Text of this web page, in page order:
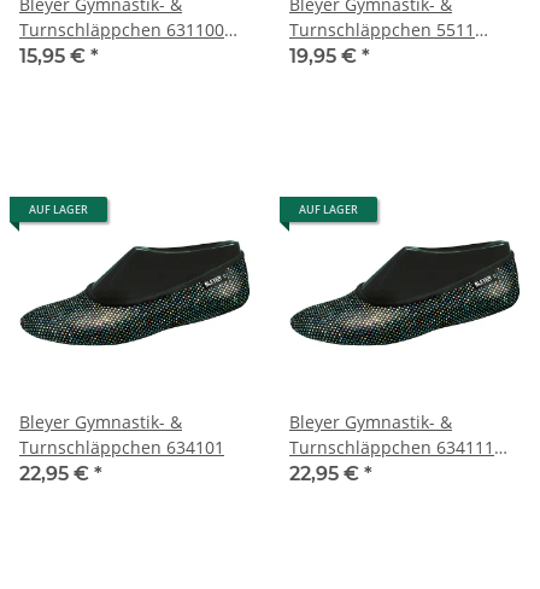
Turnschläppchen 631100
Satin
15,95 € *
Turnschläppchen 5511
Sporti
19,95 € *
AUF LAGER
Bleyer Gymnastik- &
Turnschläppchen 634101
22,95 € *
AUF LAGER
Bleyer Gymnastik- &
Turnschläppchen 634111
schwarz mit
22,95 € *